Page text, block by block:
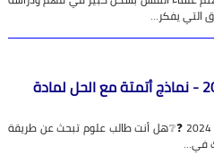
التي يفكر…
بكالوريا علوم 2024 - نماذج أتمتة مع الحل لمادة
نماذج أتمتة شاملة لمادة العلوم بكالوريا 2024 ❓❔هل أنت طالب علوم تبحث عن طريقة
في…